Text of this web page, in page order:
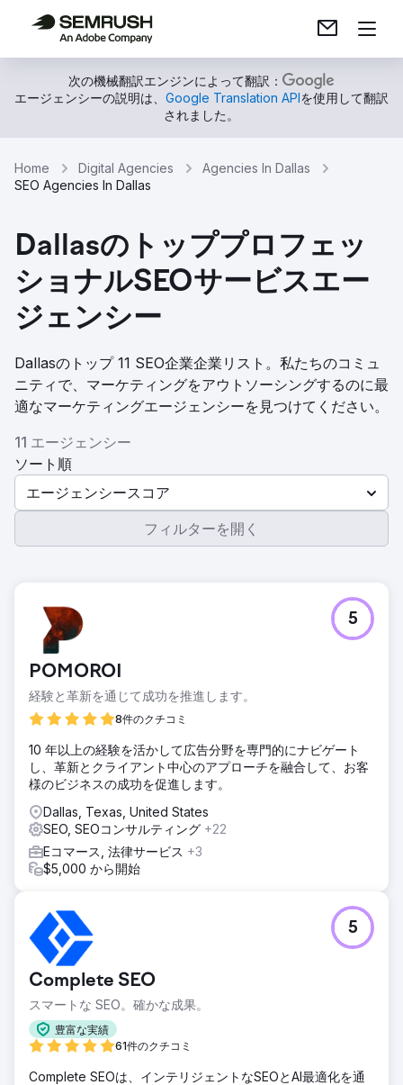
次の機械翻訳エンジンによって翻訳：
エージェンシーの説明は、 Google Translation APIを使用して翻訳
されました。
Home Digital Agencies
Agencies In Dallas
SEO Agencies In Dallas
Dallasのトッププロフェッ
ショナルSEOサービスエー
ジェンシー
Dallasのトップ 11 SEO企業企業リスト。私たちのコミュ
ニティで、マーケティングをアウトソーシングするのに最
適なマーケティングエージェンシーを見つけてください。
11 エージェンシー
ソート順
エージェンシースコア
フィルターを開く
POMOROI
経験と革新を通じて成功を推進します。
8件のクチコミ
5
10 年以上の経験を活かして広告分野を専門的にナビゲート
し、革新とクライアント中心のアプローチを融合して、お客
様のビジネスの成功を促進します。
Dallas, Texas, United States
SEO, SEOコンサルティング +22
Eコマース, 法律サービス +3
$5,000 から開始
Complete SEO
スマートな SEO。確かな成果。
豊富な実績
61件のクチコミ
5
Complete SEOは、インテリジェントなSEOとAI最適化を通